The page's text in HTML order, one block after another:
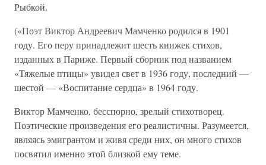
Рыбкой.
(«Поэт Виктор Андреевич Мамченко родился в 1901
году. Его перу принадлежит шесть книжек стихов,
изданных в Париже. Первый сборник под названием
«Тяжелые птицы» увидел свет в 1936 году, последний —
шестой — «Воспитание сердца» в 1964 году.
Виктор Мамченко, бесспорно, зрелый стихотворец.
Поэтические произведения его реалистичны. Разумеется,
являясь эмигрантом и живя среди них, он много стихов
посвятил именно этой близкой ему теме.